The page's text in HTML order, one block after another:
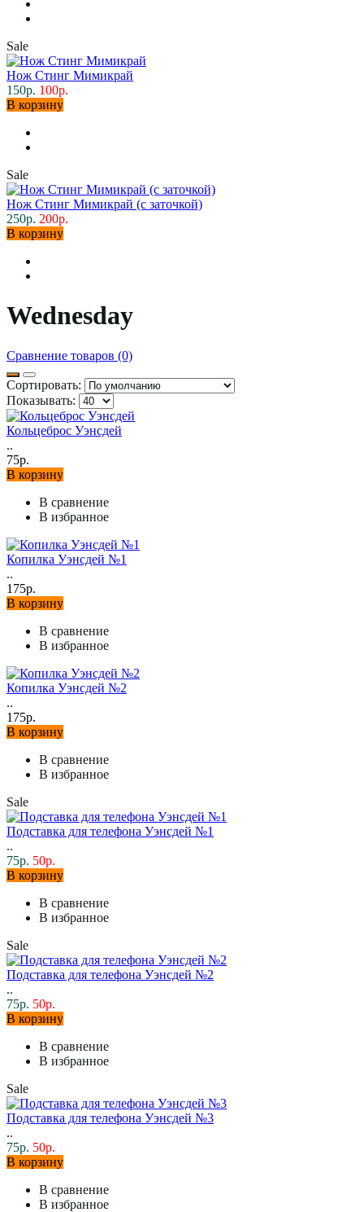
Sale
Нож Стинг Мимикрай
150р. 100р.
В корзину
Sale
Нож Стинг Мимикрай (с заточкой)
250р. 200р.
В корзину
Wednesday
Сравнение товаров (0)
Сортировать:
Показывать:
Кольцеброс Уэнсдей
..
75р.
В корзину
В сравнение
В избранное
Копилка Уэнсдей №1
..
175р.
В корзину
В сравнение
В избранное
Копилка Уэнсдей №2
..
175р.
В корзину
В сравнение
В избранное
Sale
Подставка для телефона Уэнсдей №1
..
75р. 50р.
В корзину
В сравнение
В избранное
Sale
Подставка для телефона Уэнсдей №2
..
75р. 50р.
В корзину
В сравнение
В избранное
Sale
Подставка для телефона Уэнсдей №3
..
75р. 50р.
В корзину
В сравнение
В избранное